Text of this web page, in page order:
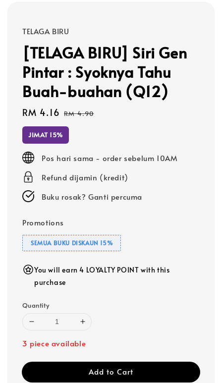
TELAGA BIRU
[TELAGA BIRU] Siri Gen
Pintar : Syoknya Tahu
Buah-buahan (Q12)
Sale
price
RM 4.16 Regular
price
RM 4.90
JIMAT 15%
Pos hari sama - order sebelum 10AM
Refund dijamin (kredit)
Buku rosak? Ganti percuma
Promotions
SEMUA BUKU DISKAUN 15%
You will earn 4 LOYALTY POINT with this
purchase
Quantity
3 piece available
Add to Cart